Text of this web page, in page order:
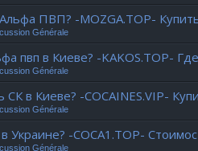
ПВП? -MOZGA.TOP-
Générale
пвп в Киеве? -KAKOS.TOP-
Générale
СК в Киеве? -COCAINES.VIP-
Générale
Украине? -COCA1.TOP-
Générale